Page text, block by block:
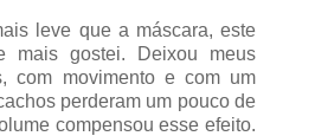
leve que a máscara, este
mais gostei. Deixou meus
com movimento e com um
perderam um pouco de
compensou esse efeito.